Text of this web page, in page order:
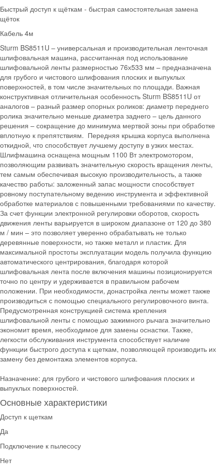
Быстрый доступ к щёткам - быстрая самостоятельная замена
щёток
Кабель 4м
Sturm BS8511U – универсальная и производительная ленточная
шлифовальная машина, рассчитанная под использование
шлифовальной ленты размерностью 76х533 мм – предназначена
для грубого и чистового шлифования плоских и выпуклых
поверхностей, в том числе значительных по площади. Важная
конструктивная отличительная особенность Sturm BS8511U от
аналогов – разный размер опорных роликов: диаметр переднего
ролика значительно меньше диаметра заднего – цель данного
решения – сокращение до минимума мертвой зоны при обработке
вплотную к препятствиям. Передняя крышка корпуса выполнена
откидной, что способствует лучшему доступу в узких местах.
Шлифмашина оснащена мощным 1100 Вт электромотором,
позволяющим развивать значительную скорость вращения ленты,
тем самым обеспечивая высокую производительность, а также
качество работы: заложенный запас мощности способствует
ровному поступательному ведению инструмента и эффективной
обработке материалов с повышенными требованиями по качеству.
За счет функции электронной регулировки оборотов, скорость
движения ленты варьируется в широком диапазоне от 120 до 380
м / мин – это позволяет уверенно обрабатывать не только
деревянные поверхности, но также металл и пластик. Для
максимальной простоты эксплуатации модель получила функцию
автоматического центрирования, благодаря которой
шлифовальная лента после включения машины позиционируется
точно по центру и удерживается в правильном рабочем
положении. При необходимости, донастройка ленты может также
производиться с помощью специального регулировочного винта.
Предусмотренная конструкцией система крепления
шлифовальной ленты с помощью зажимного рычага значительно
экономит время, необходимое для замены оснастки. Также,
легкости обслуживания инструмента способствует наличие
функции быстрого доступа к щеткам, позволяющей производить их
замену без демонтажа элементов корпуса.
Назначение: для грубого и чистового шлифования плоских и
выпуклых поверхностей.
Основные характеристики
Доступ к щеткам
Да
Подключение к пылесосу
Нет